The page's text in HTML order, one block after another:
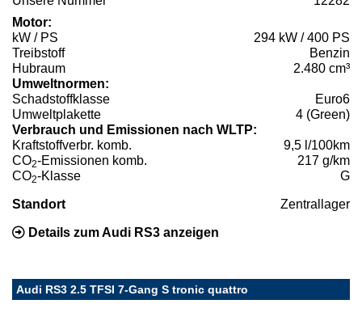
Motor:
kW / PS
294 kW / 400 PS
Treibstoff
Benzin
Hubraum
2.480 cm³
Umweltnormen:
Schadstoffklasse
Euro6
Umweltplakette
4 (Green)
Verbrauch und Emissionen nach WLTP:
Kraftstoffverbr. komb.
9,5 l/100km
CO2-Emissionen komb.
217 g/km
CO2-Klasse G
Standort Zentrallager
Details zum Audi RS3 anzeigen
Audi RS3 2.5 TFSI 7-Gang S tronic quattro